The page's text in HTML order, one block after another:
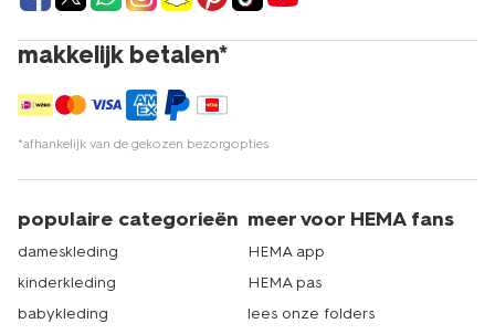
makkelijk betalen*
*afhankelijk van de gekozen bezorgopties
populaire categorieën
dameskleding
kinderkleding
babykleding
meer voor HEMA fans
HEMA app
HEMA pas
lees onze folders